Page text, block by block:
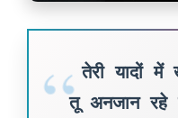
तेरी यादों
तू अनजान रहे